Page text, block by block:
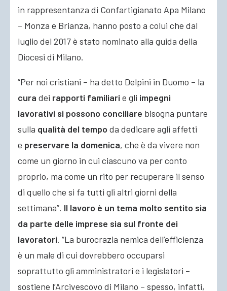
in rappresentanza di Confartigianato Apa Milano
– Monza e Brianza, hanno posto a colui che dal
luglio del 2017 è stato nominato alla guida della
Diocesi di Milano.
“Per noi cristiani – ha detto Delpini in Duomo – la
cura dei rapporti familiari e gli impegni
lavorativi si possono conciliare bisogna puntare
sulla qualità del tempo da dedicare agli affetti
e preservare la domenica, che è da vivere non
come un giorno in cui ciascuno va per conto
proprio, ma come un rito per recuperare il senso
di quello che si fa tutti gli altri giorni della
settimana”. Il lavoro è un tema molto sentito sia
da parte delle imprese sia sul fronte dei
lavoratori. “La burocrazia nemica dell’efficienza
è un male di cui dovrebbero occuparsi
soprattutto gli amministratori e i legislatori –
sostiene l’Arcivescovo di Milano – spesso, infatti,